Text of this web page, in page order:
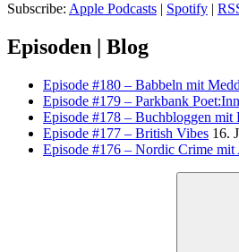
Subscribe: Apple Podcasts | Spotify |
Episoden | Blog
Episode #180 – Babbeln mit
Episode #179 – Parkbank
Episode #178 – Buchbloggen mit
Episode #177 – British Vibes 16.
Episode #176 – Nordic Crime